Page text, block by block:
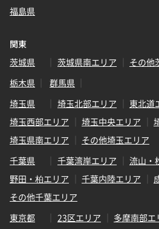
福島県
関東
茨城県
茨城県南エリア
その他
栃木県
群馬県
埼玉県
埼玉北部エリア
東北道
埼玉西部エリア
埼玉中央エリア
埼玉県南エリア
その他埼玉エリア
千葉県
千葉湾岸エリア
流山・
野田・柏エリア
千葉内陸エリア
その他千葉エリア
東京都
23区エリア
多摩南部エ